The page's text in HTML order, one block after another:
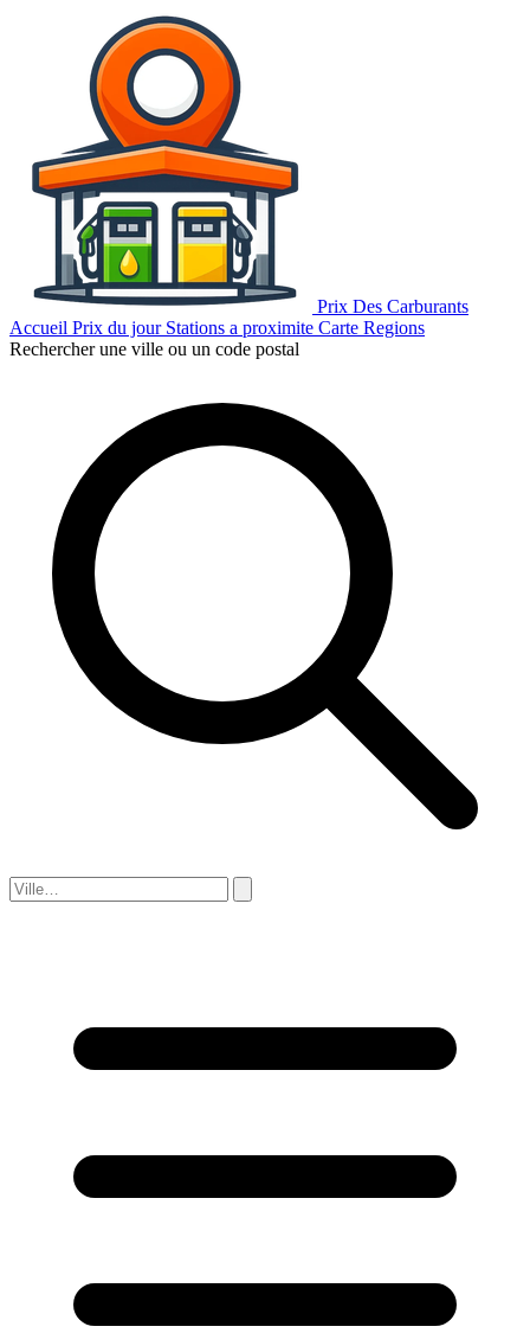
Prix Des Carburants
Accueil Prix du jour Stations a proximite Carte Regions
Rechercher une ville ou un code postal